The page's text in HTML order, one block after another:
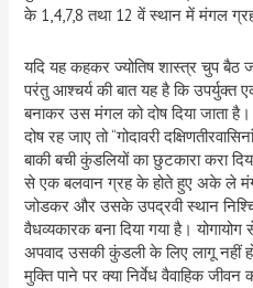
के 1,4,7,8 तथा 12 वें स्थान में मंगल ग्रह
यदि यह कहकर ज्योतिष शास्त्र चुप बैठ
परंतु आश्चर्य की बात यह है कि
बनाकर उस मंगल को दोष दिया जाता
दोष रह जाए तो “गोदावरी
बाकी बची कुंडलियों का छुटकारा करा
से एक बलवान ग्रह के होते हुए अके ले
जोडकर और उसके उपद्रवी स्थान
वैधव्यकारक बना दिया गया है।
अपवाद उसकी कुंडली के लिए लागू नहीं
मुक्ति पाने पर क्या निर्वेध वैवाहिक
महाराज